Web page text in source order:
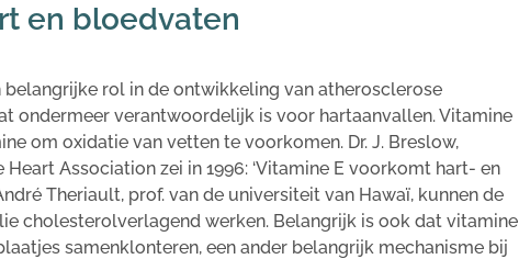
en bloedvaten
rol in de ontwikkeling van atherosclerose
ondermeer verantwoordelijk is voor hartaanvallen. Vitamine
om oxidatie van vetten te voorkomen. Dr. J. Breslow,
Association zei in 1996: ‘Vitamine E voorkomt hart- en
Theriault, prof. van de universiteit van Hawaï, kunnen de
cholesterolverlagend werken. Belangrijk is ook dat vitamine
samenklonteren, een ander belangrijk mechanisme bij